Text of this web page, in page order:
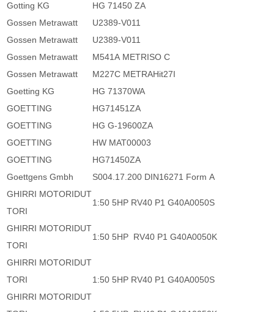
Gotting KG
HG 71450 ZA
Gossen Metrawatt
U2389-V011
Gossen Metrawatt
U2389-V011
Gossen Metrawatt
M541A METRISO C
Gossen Metrawatt
M227C METRAHit27I
Goetting KG
HG 71370WA
GOETTING
HG71451ZA
GOETTING
HG G-19600ZA
GOETTING
HW MAT00003
GOETTING
HG71450ZA
Goettgens Gmbh
S004.17.200 DIN16271 Form A
GHIRRI MOTORIDUT
TORI
1:50 5HP RV40 P1 G40A0050S
GHIRRI MOTORIDUT
TORI
1:50 5HP RV40 P1 G40A0050K
GHIRRI MOTORIDUT
TORI
1:50 5HP RV40 P1 G40A0050S
GHIRRI MOTORIDUT